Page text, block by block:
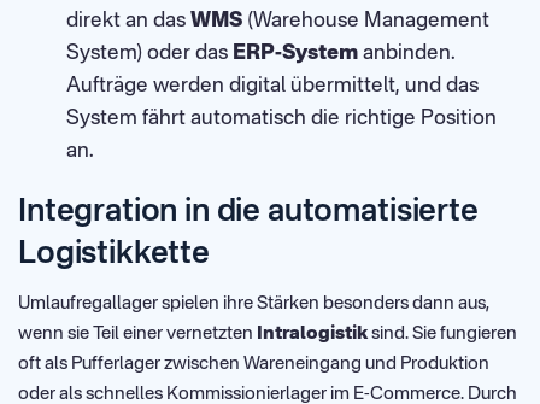
direkt an das WMS (Warehouse Management
System) oder das ERP-System anbinden.
Aufträge werden digital übermittelt, und das
System fährt automatisch die richtige Position
an.
Integration in die automatisierte
Logistikkette
Umlaufregallager spielen ihre Stärken besonders dann aus,
wenn sie Teil einer vernetzten Intralogistik sind. Sie fungieren
oft als Pufferlager zwischen Wareneingang und Produktion
oder als schnelles Kommissionierlager im E-Commerce. Durch